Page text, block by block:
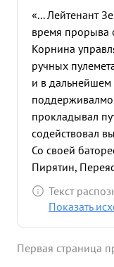
«... Лейтенант
время прорыва
Корнина
ручных
и в дальнейшем
прокладывал
содействовал
Со своей
Пирятин,
форсирования
Текст
Показать
Первая страница